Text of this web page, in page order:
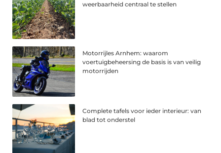
weerbaarheid centraal te stellen
Motorrijles Arnhem: waarom
voertuigbeheersing de basis is van veilig
motorrijden
Complete tafels voor ieder interieur: van
blad tot onderstel